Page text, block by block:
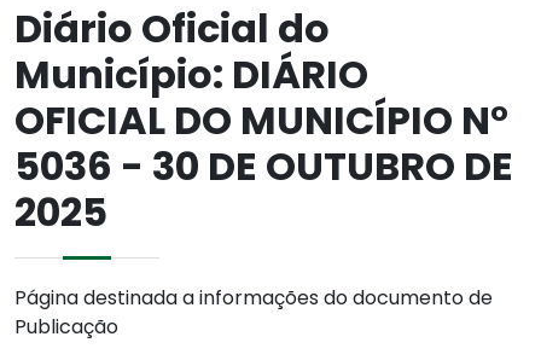
Diário Oficial do
Município: DIÁRIO
OFICIAL DO MUNICÍPIO N°
5036 - 30 DE OUTUBRO DE
2025
Página destinada a informações do documento de
Publicação